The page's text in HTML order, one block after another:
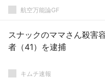
航空万能論GF
スナックのママさん殺害
者（41）を逮捕
キムチ速報